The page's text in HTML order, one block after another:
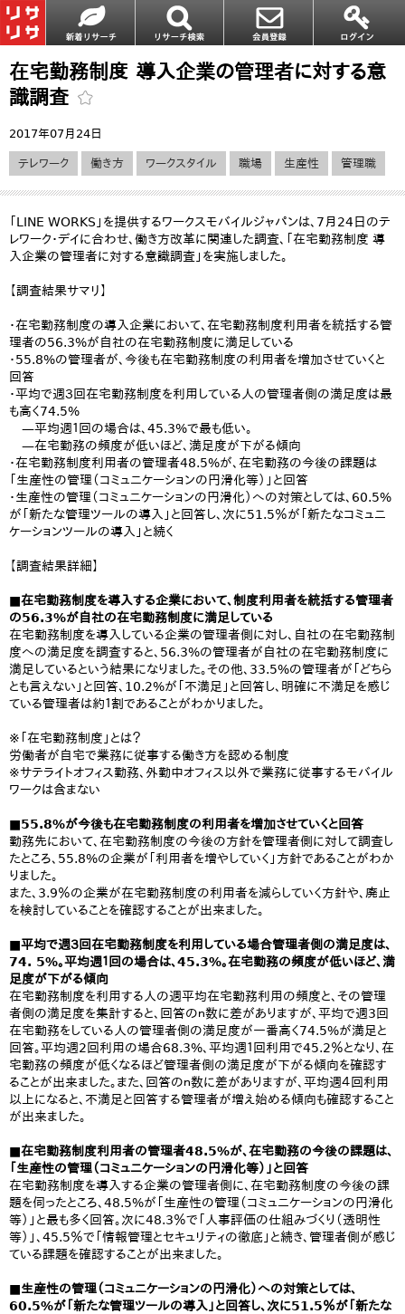
在宅勤務制度 導入企業の管理者に対する意
識調査
2017年07月24日
テレワーク 働き方 ワークスタイル 職場 生産性 管理職
「LINE WORKS」を提供するワークスモバイルジャパンは、7月24日のテ
レワーク・デイに合わせ、働き方改革に関連した調査、「在宅勤務制度 導
入企業の管理者に対する意識調査」を実施しました。
【調査結果サマリ】
・在宅勤務制度の導入企業において、在宅勤務制度利用者を統括する管
理者の56.3%が自社の在宅勤務制度に満足している
・55.8%の管理者が、今後も在宅勤務制度の利用者を増加させていくと
回答
・平均で週３回在宅勤務制度を利用している人の管理者側の満足度は最
も高く74.5%
—平均週１回の場合は、45.3%で最も低い。
—在宅勤務の頻度が低いほど、満足度が下がる傾向
・在宅勤務制度利用者の管理者48.5%が、在宅勤務の今後の課題は
「生産性の管理（コミュニケーションの円滑化等）」と回答
・生産性の管理（コミュニケーションの円滑化）への対策としては、60.5%
が「新たな管理ツールの導入」と回答し、次に51.5％が「新たなコミュニ
ケーションツールの導入」と続く
【調査結果詳細】
■在宅勤務制度を導入する企業において、制度利用者を統括する管理者
の56.3%が自社の在宅勤務制度に満足している
在宅勤務制度を導入している企業の管理者側に対し、自社の在宅勤務制
度への満足度を調査すると、56.3%の管理者が自社の在宅勤務制度に
満足しているという結果になりました。その他、33.5%の管理者が「どちら
とも言えない」と回答、10.2%が「不満足」と回答し、明確に不満足を感じ
ている管理者は約１割であることがわかりました。
※「在宅勤務制度」とは？
労働者が自宅で業務に従事する働き方を認める制度
※サテライトオフィス勤務、外勤中オフィス以外で業務に従事するモバイル
ワークは含まない
■55.8%が今後も在宅勤務制度の利用者を増加させていくと回答
勤務先において、在宅勤務制度の今後の方針を管理者側に対して調査し
たところ、55.8%の企業が「利用者を増やしていく」方針であることがわか
りました。
また、3.9％の企業が在宅勤務制度の利用者を減らしていく方針や、廃止
を検討していることを確認することが出来ました。
■平均で週３回在宅勤務制度を利用している場合管理者側の満足度は、
74. 5%。平均週１回の場合は、45.3%。在宅勤務の頻度が低いほど、満
足度が下がる傾向
在宅勤務制度を利用する人の週平均在宅勤務利用の頻度と、その管理
者側の満足度を集計すると、回答のｎ数に差がありますが、平均で週3回
在宅勤務をしている人の管理者側の満足度が一番高く74.5%が満足と
回答。平均週2回利用の場合68.3%、平均週１回利用で45.2％となり、在
宅勤務の頻度が低くなるほど管理者側の満足度が下がる傾向を確認す
ることが出来ました。また、回答のｎ数に差がありますが、平均週４回利用
以上になると、不満足と回答する管理者が増え始める傾向も確認すること
が出来ました。
■在宅勤務制度利用者の管理者48.5%が、在宅勤務の今後の課題は、
「生産性の管理（コミュニケーションの円滑化等）」と回答
在宅勤務制度を導入する企業の管理者側に、在宅勤務制度の今後の課
題を伺ったところ、48.5%が「生産性の管理（コミュニケーションの円滑化
等）」と最も多く回答。次に48.3％で「人事評価の仕組みづくり（透明性
等）」、45.5％で「情報管理とセキュリティの徹底」と続き、管理者側が感じ
ている課題を確認することが出来ました。
■生産性の管理（コミュニケーションの円滑化）への対策としては、
60.5%が「新たな管理ツールの導入」と回答し、次に51.5％が「新たな